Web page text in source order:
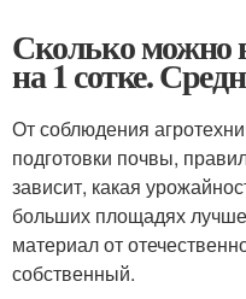
Сколько можно
на 1 сотке.
От соблюдения
подготовки почвы,
зависит, какая
больших площадях
материал от
собственный.